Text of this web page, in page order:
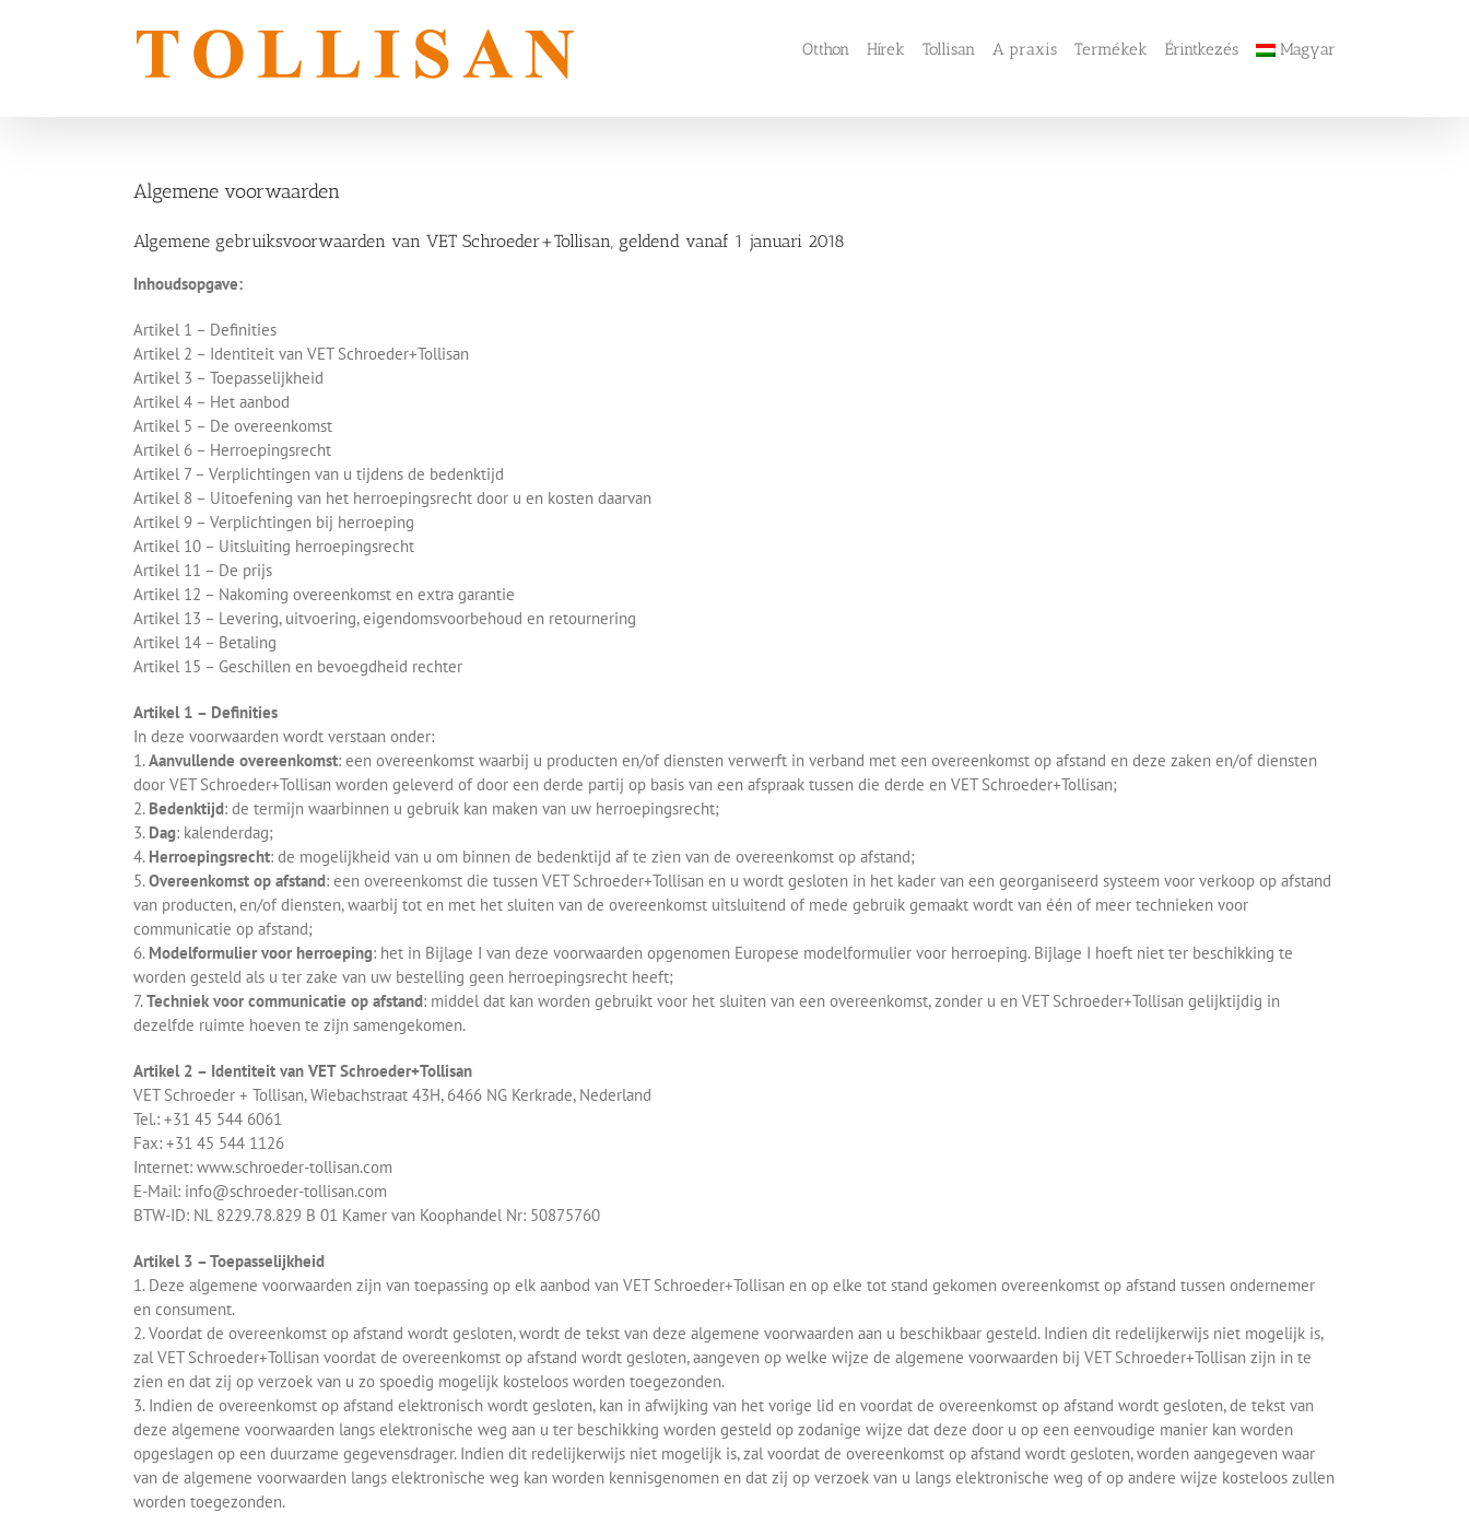
Otthon Hírek Tollisan A praxis Termékek Érintkezés Magyar
Algemene voorwaarden
Algemene gebruiksvoorwaarden van VET Schroeder+Tollisan, geldend vanaf 1 januari 2018
Inhoudsopgave:
Artikel 1 – Definities
Artikel 2 – Identiteit van VET Schroeder+Tollisan
Artikel 3 – Toepasselijkheid
Artikel 4 – Het aanbod
Artikel 5 – De overeenkomst
Artikel 6 – Herroepingsrecht
Artikel 7 – Verplichtingen van u tijdens de bedenktijd
Artikel 8 – Uitoefening van het herroepingsrecht door u en kosten daarvan
Artikel 9 – Verplichtingen bij herroeping
Artikel 10 – Uitsluiting herroepingsrecht
Artikel 11 – De prijs
Artikel 12 – Nakoming overeenkomst en extra garantie
Artikel 13 – Levering, uitvoering, eigendomsvoorbehoud en retournering
Artikel 14 – Betaling
Artikel 15 – Geschillen en bevoegdheid rechter
Artikel 1 – Definities
In deze voorwaarden wordt verstaan onder:
1.Aanvullende overeenkomst: een overeenkomst waarbij u producten en/of diensten verwerft in verband met een overeenkomst op afstand en deze zaken en/of diensten
door VET Schroeder+Tollisan worden geleverd of door een derde partij op basis van een afspraak tussen die derde en VET Schroeder+Tollisan;
2. Bedenktijd: de termijn waarbinnen u gebruik kan maken van uw herroepingsrecht;
3. Dag: kalenderdag;
4. Herroepingsrecht: de mogelijkheid van u om binnen de bedenktijd af te zien van de overeenkomst op afstand;
5.Overeenkomst op afstand: een overeenkomst die tussen VET Schroeder+Tollisan en u wordt gesloten in het kader van een georganiseerd systeem voor verkoop op afstand
van producten, en/of diensten, waarbij tot en met het sluiten van de overeenkomst uitsluitend of mede gebruik gemaakt wordt van één of meer technieken voor
communicatie op afstand;
6. Modelformulier voor herroeping: het in Bijlage I van deze voorwaarden opgenomen Europese modelformulier voor herroeping. Bijlage I hoeft niet ter beschikking te
worden gesteld als u ter zake van uw bestelling geen herroepingsrecht heeft;
7.Techniek voor communicatie op afstand: middel dat kan worden gebruikt voor het sluiten van een overeenkomst, zonder u en VET Schroeder+Tollisan gelijktijdig in
dezelfde ruimte hoeven te zijn samengekomen.
Artikel 2 – Identiteit van VET Schroeder+Tollisan
VET Schroeder + Tollisan, Wiebachstraat 43H, 6466 NG Kerkrade, Nederland
Tel.: +31 45 544 6061
Fax: +31 45 544 1126
Internet: www.schroeder-tollisan.com
E-Mail: info@schroeder-tollisan.com
BTW-ID: NL 8229.78.829 B 01 Kamer van Koophandel Nr: 50875760
Artikel 3 – Toepasselijkheid
1. Deze algemene voorwaarden zijn van toepassing op elk aanbod van VET Schroeder+Tollisan en op elke tot stand gekomen overeenkomst op afstand tussen ondernemer
en consument.
2. Voordat de overeenkomst op afstand wordt gesloten, wordt de tekst van deze algemene voorwaarden aan u beschikbaar gesteld. Indien dit redelijkerwijs niet mogelijk is,
zal VET Schroeder+Tollisan voordat de overeenkomst op afstand wordt gesloten, aangeven op welke wijze de algemene voorwaarden bij VET Schroeder+Tollisan zijn in te
zien en dat zij op verzoek van u zo spoedig mogelijk kosteloos worden toegezonden.
3. Indien de overeenkomst op afstand elektronisch wordt gesloten, kan in afwijking van het vorige lid en voordat de overeenkomst op afstand wordt gesloten, de tekst van
deze algemene voorwaarden langs elektronische weg aan u ter beschikking worden gesteld op zodanige wijze dat deze door u op een eenvoudige manier kan worden
opgeslagen op een duurzame gegevensdrager. Indien dit redelijkerwijs niet mogelijk is, zal voordat de overeenkomst op afstand wordt gesloten, worden aangegeven waar
van de algemene voorwaarden langs elektronische weg kan worden kennisgenomen en dat zij op verzoek van u langs elektronische weg of op andere wijze kosteloos zullen
worden toegezonden.